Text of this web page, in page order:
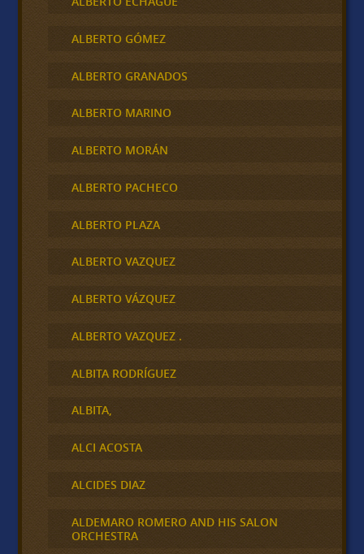
ALBERTO GÓMEZ
ALBERTO GRANADOS
ALBERTO MARINO
ALBERTO MORÁN
ALBERTO PACHECO
ALBERTO PLAZA
ALBERTO VAZQUEZ
ALBERTO VÁZQUEZ
ALBERTO VAZQUEZ .
ALBITA RODRÍGUEZ
ALBITA,
ALCI ACOSTA
ALCIDES DIAZ
ALDEMARO ROMERO AND HIS SALON
ORCHESTRA